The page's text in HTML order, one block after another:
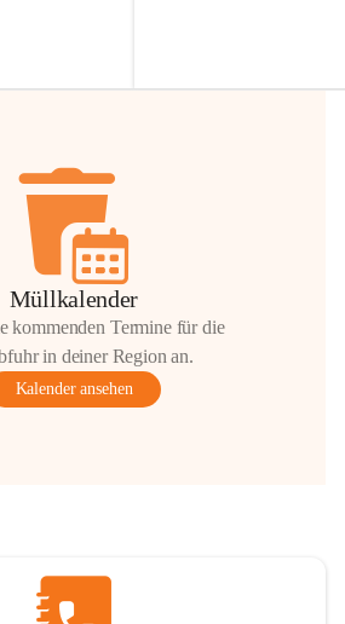
Müllkalender
kommenden Termine für die
in deiner Region an.
Kalender ansehen